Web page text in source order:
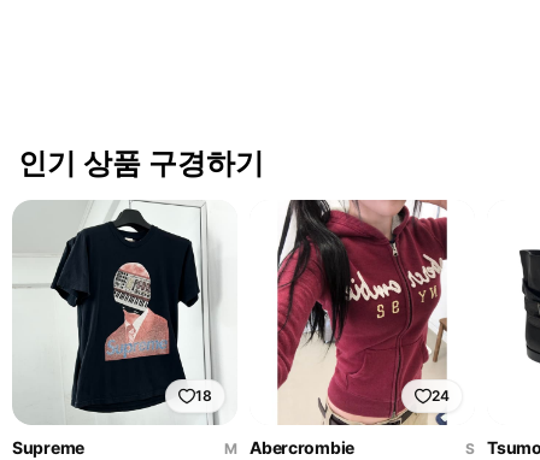
인기 상품 구경하기
18
Supreme
M
24
Abercrombie
S